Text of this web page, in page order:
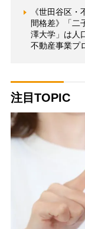
《世田谷区
間格差》「二
澤大学」は人
不動産事業プ
注目TOPIC